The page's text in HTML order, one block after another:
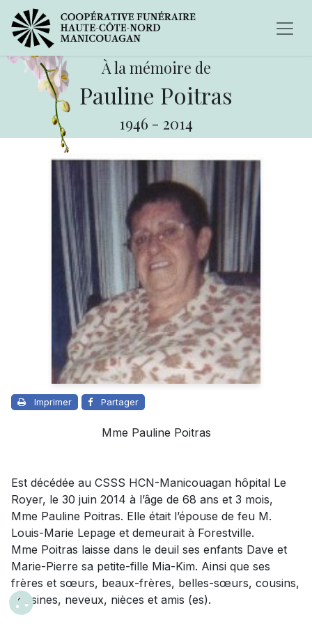
À la mémoire de
Pauline Poitras
1946 - 2014
Imprimer Partager
Mme Pauline Poitras
Est décédée au CSSS HCN-Manicouagan hôpital Le
Royer, le 30 juin 2014 à l’âge de 68 ans et 3 mois,
Mme Pauline Poitras. Elle était l’épouse de feu M.
Louis-Marie Lepage et demeurait à Forestville.
Mme Poitras laisse dans le deuil ses enfants Dave et
Marie-Pierre sa petite-fille Mia-Kim. Ainsi que ses
frères et sœurs, beaux-frères, belles-sœurs, cousins,
cousines, neveux, nièces et amis (es).